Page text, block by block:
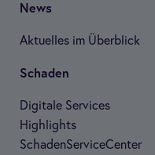
News
Aktu­el­les im Über­blick
Scha­den
Digi­tale Ser­vices
High­lights
Scha­den­Ser­vice­Cen­ter